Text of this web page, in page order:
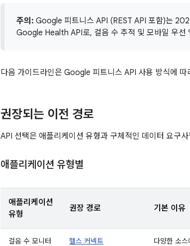
주의: Google 피트니스 API (REST API 포함)는
Google Health API로, 걸음 수 추적 및 모바일 우선
다음 가이드라인은 Google 피트니스 API 사용 방식에
권장되는 이전 경로
API 선택은 애플리케이션 유형과 구체적인 데이터 요구
애플리케이션 유형별
애플리케이션
유형
권장 경로 기본 이유
걸음 수 모니터
헬스 커넥트 다양한 소